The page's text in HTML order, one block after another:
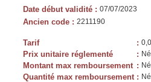
Date début validité : 07/07/2023
Ancien code : 2211190
Tarif :
Prix unitaire réglementé :
Montant max remboursement :
Quantité max remboursement :